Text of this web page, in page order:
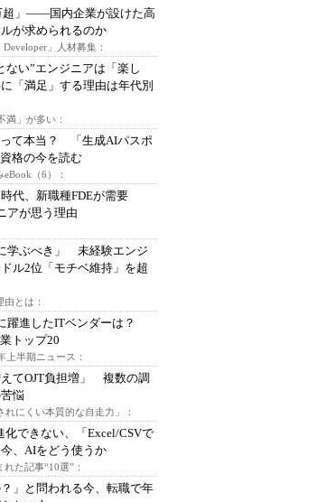
超」――国内企業が設けた高
が求められるのか
」人材募集：
ない”エンジニアは「楽し
「満足」する理由は年代別
満」が多い：
って本当？ 「生成AIパスポ
格の今を読む
（6）：
代、新職種FDEが需要
が思う理由
学ぶべき」 未経験エンジ
ル2位「モチベ維持」を超
由とは：
躍進したITベンダーは？
トップ20
上半期ニュース：
えてOJT負担増」 複数の調
悩
にくい本質的な自走力」：
化できない、「Excel/CSVで
、AIをどう使うか
た記事“10選”：
」と問われる今、転職で年